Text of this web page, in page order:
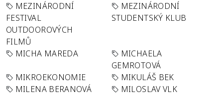
MEZINÁRODNÍ
FESTIVAL
OUTDOOROVÝCH
FILMŮ
MEZINÁRODNÍ
STUDENTSKÝ KLUB
MICHA MAREDA
MICHAELA
GEMROTOVÁ
MIKROEKONOMIE
MIKULÁŠ BEK
MILENA BERANOVÁ
MILOSLAV VLK